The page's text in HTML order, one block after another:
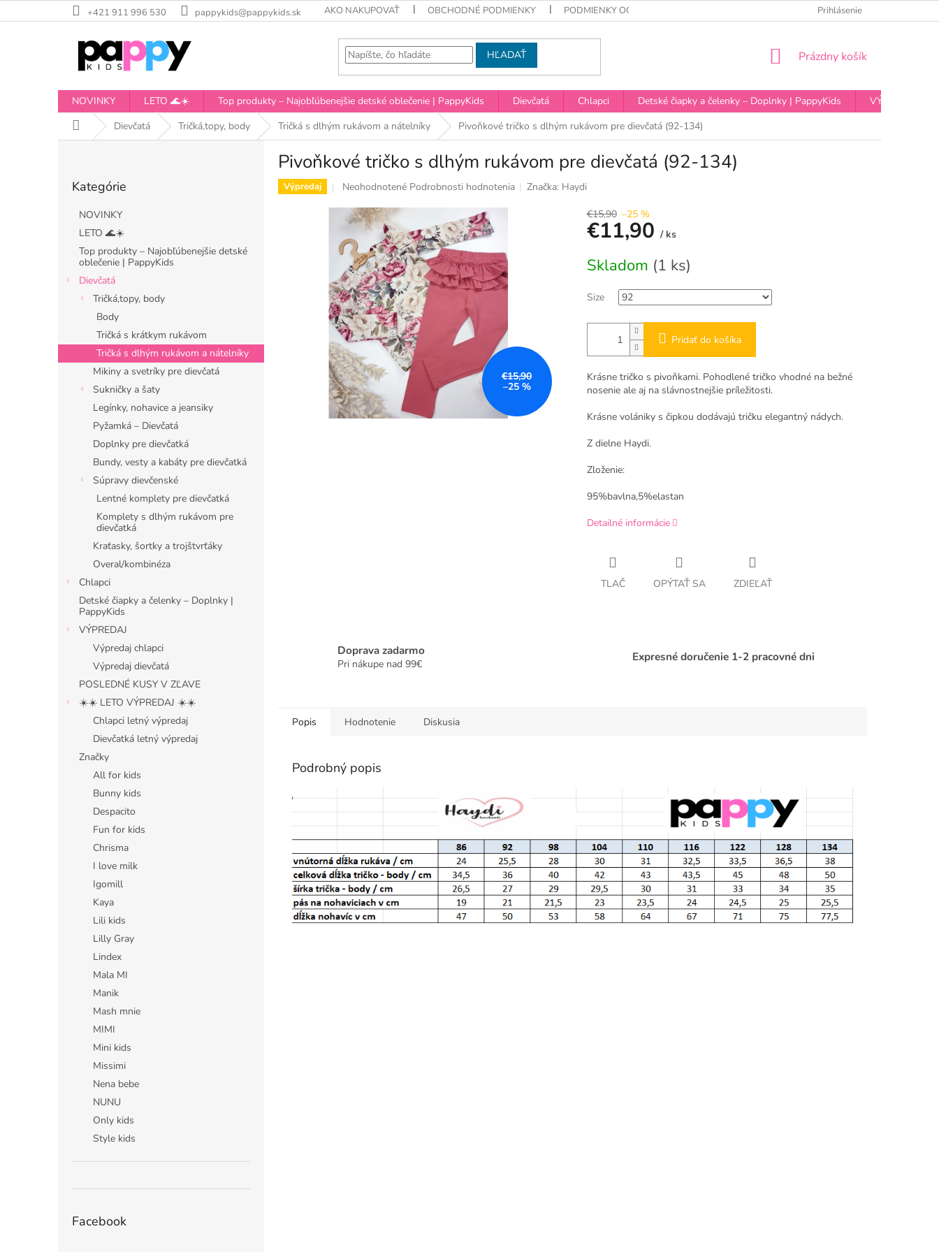
na
+421 911 996 530 pappykids@pappykids.sk AKO NAKUPOVAŤ OBCHODNÉ PODMIENKY PODMIENKY OCHRANY OSOBNÝCH ÚDAJOV Prihlásenie
HĽADAŤ
NÁKUPNÝ
Prázdny košík
NOVINKY LETO 🌊☀️ Top produkty – Najobľúbenejšie detské oblečenie | PappyKids Dievčatá Chlapci Detské čiapky a čelenky – Doplnky | PappyKids
VÝPREDAJ
DomovDievčatá Tričká,topy, body Tričká s dlhým rukávom a nátelníky Pivoňkové tričko s dlhým rukávom pre dievčatá (92-134)
kategórie
Kategórie
NOVINKY
LETO 🌊☀️
Top produkty – Najobľúbenejšie detské
oblečenie | PappyKids
Dievčatá
Tričká,topy, body
Body
Tričká s krátkym rukávom
Tričká s dlhým rukávom a nátelníky
Mikiny a svetríky pre dievčatá
Sukničky a šaty
Legínky, nohavice a jeansiky
Pyžamká – Dievčatá
Doplnky pre dievčatká
Bundy, vesty a kabáty pre dievčatká
Súpravy dievčenské
Lentné komplety pre dievčatká
Komplety s dlhým rukávom pre
dievčatká
Kraťasky, šortky a trojštvrťáky
Overal/kombinéza
Chlapci
Detské čiapky a čelenky – Doplnky |
PappyKids
VÝPREDAJ
Výpredaj chlapci
Výpredaj dievčatá
POSLEDNÉ KUSY V ZĽAVE
☀️☀️ LETO VÝPREDAJ ☀️☀️
Chlapci letný výpredaj
Dievčatká letný výpredaj
Značky
All for kids
Bunny kids
Despacito
Fun for kids
Chrisma
I love milk
Igomill
Kaya
Lili kids
Lilly Gray
Lindex
Mala MI
Manik
Mash mnie
MIMI
Mini kids
Missimi
Nena bebe
NUNU
Only kids
Style kids
Facebook
Pivoňkové tričko s dlhým rukávom pre dievčatá (92-134)
Výpredaj
Priemerné
produktu
je
0,0
z
5
hviezdičiek.
Neohodnotené Podrobnosti hodnotenia Značka: Haydi
€15,90
–25 %
€15,90 –25 %
€11,90 / ks
cena:
Skladom (1 ks)
Size
Pridať do košíka
Krásne tričko s pivoňkami. Pohodlené tričko vhodné na bežné
nosenie ale aj na slávnostnejšie príležitosti.
Krásne volániky s čipkou dodávajú tričku elegantný nádych.
Z dielne Haydi.
Zloženie:
95%bavlna,5%elastan
Detailné informácie
TLAČ OPÝTAŤ SA ZDIEĽAŤ
Doprava zadarmo
Pri nákupe nad 99€ Expresné doručenie 1-2 pracovné dni
Popis Hodnotenie Diskusia
Podrobný popis